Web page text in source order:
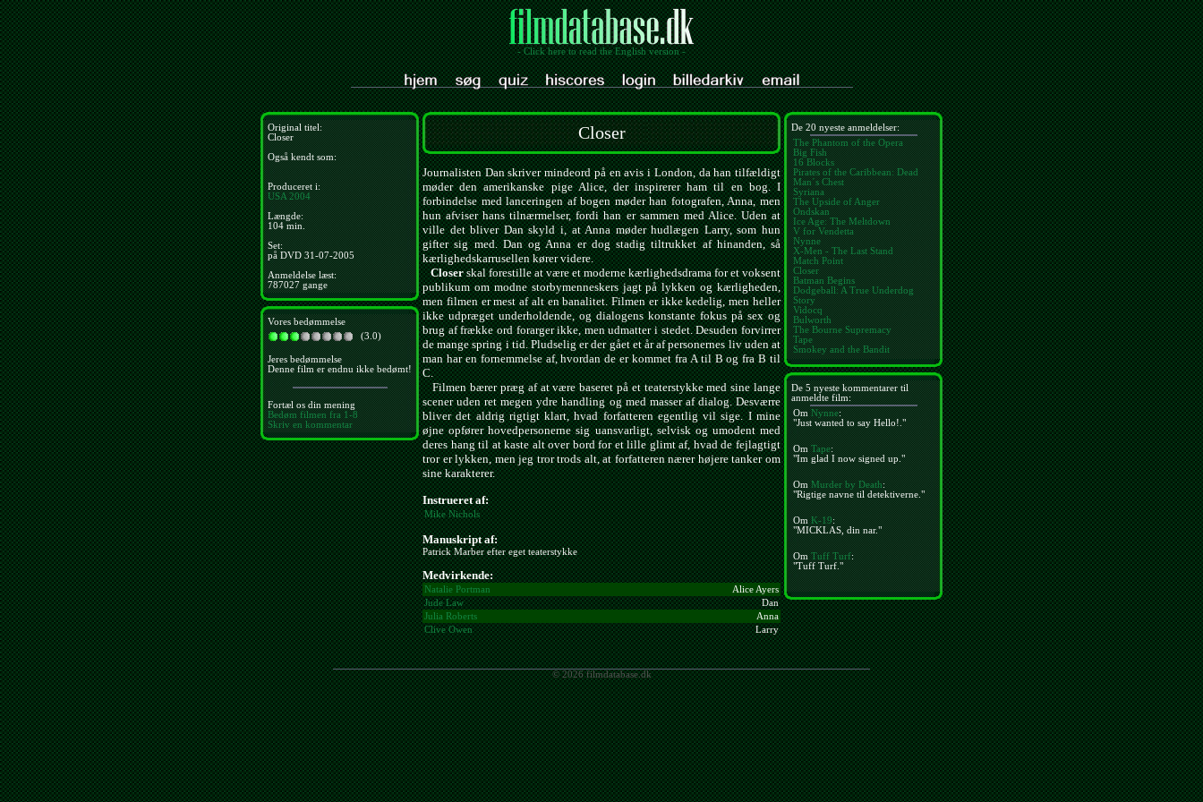
- Click here to read the English version -
Original titel:
Closer
Også kendt som:
Produceret i:
USA 2004
Længde:
104 min.
Set:
på DVD 31-07-2005
Anmeldelse læst:
787027 gange
Vores bedømmelse
(3.0)
Jeres bedømmelse
Denne film er endnu ikke bedømt!
Fortæl os din mening
Bedøm filmen fra 1-8
Skriv en kommentar
Closer
Journalisten Dan skriver mindeord på en avis i London, da han tilfældigt
møder den amerikanske pige Alice, der inspirerer ham til en bog. I
forbindelse med lanceringen af bogen møder han fotografen, Anna, men
hun afviser hans tilnærmelser, fordi han er sammen med Alice. Uden at
ville det bliver Dan skyld i, at Anna møder hudlægen Larry, som hun
gifter sig med. Dan og Anna er dog stadig tiltrukket af hinanden, så
kærlighedskarrusellen kører videre.
Closerskal forestille at være et moderne kærlighedsdrama for et voksent
publikum om modne storbymenneskers jagt på lykken og kærligheden,
men filmen er mest af alt en banalitet. Filmen er ikke kedelig, men heller
ikke udpræget underholdende, og dialogens konstante fokus på sex og
brug af frække ord forarger ikke, men udmatter i stedet. Desuden forvirrer
de mange spring i tid. Pludselig er der gået et år af personernes liv uden at
man har en fornemmelse af, hvordan de er kommet fra A til B og fra B til
C.
Filmen bærer præg af at være baseret på et teaterstykke med sine lange
scener uden ret megen ydre handling og med masser af dialog. Desværre
bliver det aldrig rigtigt klart, hvad forfatteren egentlig vil sige. I mine
øjne opfører hovedpersonerne sig uansvarligt, selvisk og umodent med
deres hang til at kaste alt over bord for et lille glimt af, hvad de fejlagtigt
tror er lykken, men jeg tror trods alt, at forfatteren nærer højere tanker om
sine karakterer.
Instrueret af:
Mike Nichols
Manuskript af:
Patrick Marber efter eget teaterstykke
Medvirkende:
Natalie Portman
Alice Ayers
Jude Law
Dan
Julia Roberts
Anna
Clive Owen
Larry
De 20 nyeste anmeldelser:
The Phantom of the Opera
Big Fish
16 Blocks
Pirates of the Caribbean: Dead
Man´s Chest
Syriana
The Upside of Anger
Ondskan
Ice Age: The Meltdown
V for Vendetta
Nynne
X-Men - The Last Stand
Match Point
Closer
Batman Begins
Dodgeball: A True Underdog
Story
Vidocq
Bulworth
The Bourne Supremacy
Tape
Smokey and the Bandit
De 5 nyeste kommentarer til
anmeldte film:
OmNynne:
"Just wanted to say Hello!."
OmTape:
"Im glad I now signed up."
OmMurder by Death:
"Rigtige navne til detektiverne."
OmK-19:
"MICKLAS, din nar."
OmTuff Turf:
"Tuff Turf."
© 2026 filmdatabase.dk